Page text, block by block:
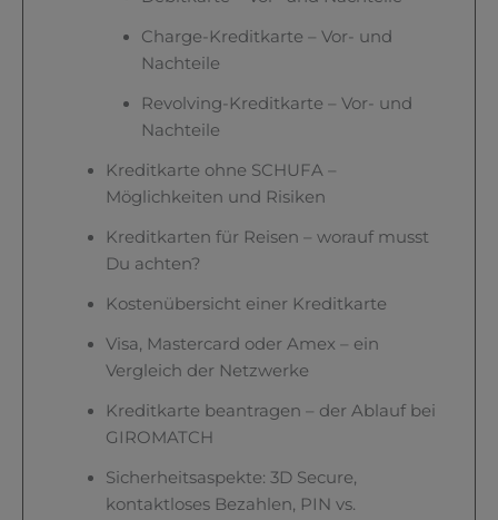
Charge-Kreditkarte – Vor- und
Nachteile
Revolving-Kreditkarte – Vor- und
Nachteile
Kreditkarte ohne SCHUFA –
Möglichkeiten und Risiken
Kreditkarten für Reisen – worauf musst
Du achten?
Kostenübersicht einer Kreditkarte
Visa, Mastercard oder Amex – ein
Vergleich der Netzwerke
Kreditkarte beantragen – der Ablauf bei
GIROMATCH
Sicherheitsaspekte: 3D Secure,
kontaktloses Bezahlen, PIN vs.